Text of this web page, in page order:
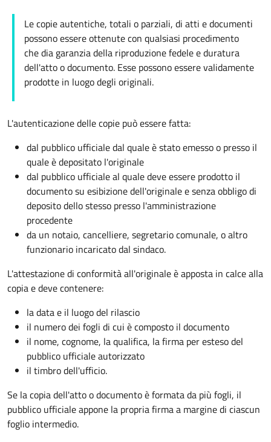
Le copie autentiche, totali o parziali, di atti e documenti
possono essere ottenute con qualsiasi procedimento
che dia garanzia della riproduzione fedele e duratura
dell'atto o documento. Esse possono essere validamente
prodotte in luogo degli originali.
L'autenticazione delle copie può essere fatta:
dal pubblico ufficiale dal quale è stato emesso o presso il
quale è depositato l'originale
dal pubblico ufficiale al quale deve essere prodotto il
documento su esibizione dell'originale e senza obbligo di
deposito dello stesso presso l'amministrazione
procedente
da un notaio, cancelliere, segretario comunale, o altro
funzionario incaricato dal sindaco.
L'attestazione di conformità all'originale è apposta in calce alla
copia e deve contenere:
la data e il luogo del rilascio
il numero dei fogli di cui è composto il documento
il nome, cognome, la qualifica, la firma per esteso del
pubblico ufficiale autorizzato
il timbro dell'ufficio.
Se la copia dell'atto o documento è formata da più fogli, il
pubblico ufficiale appone la propria firma a margine di ciascun
foglio intermedio.